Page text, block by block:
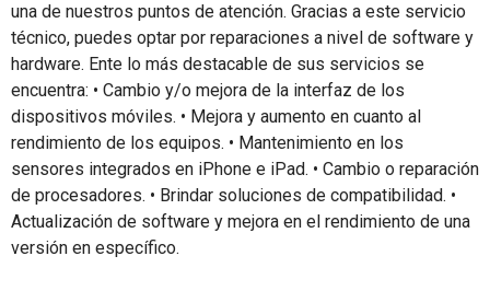
una de nuestros puntos de atención. Gracias a este servicio
técnico, puedes optar por reparaciones a nivel de software y
hardware. Ente lo más destacable de sus servicios se
encuentra: • Cambio y/o mejora de la interfaz de los
dispositivos móviles. • Mejora y aumento en cuanto al
rendimiento de los equipos. • Mantenimiento en los
sensores integrados en iPhone e iPad. • Cambio o reparación
de procesadores. • Brindar soluciones de compatibilidad. •
Actualización de software y mejora en el rendimiento de una
versión en específico.